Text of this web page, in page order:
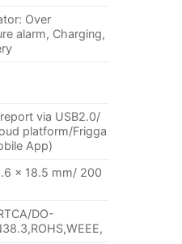
Over
alarm, Charging,
via USB2.0/
platform/Frigga
App)
x 18.5 mm/ 200
DO-